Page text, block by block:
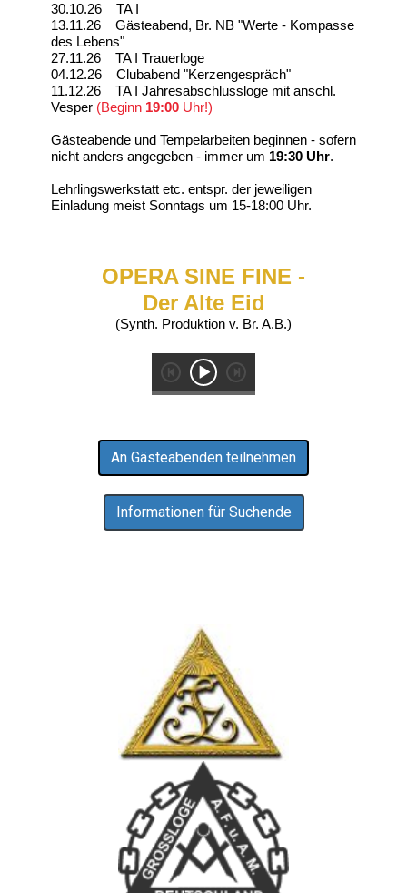
30.10.26 TA I
13.11.26 Gästeabend, Br. NB "Werte - Kompasse
des Lebens"
27.11.26 TA I Trauerloge
04.12.26 Clubabend "Kerzengespräch"
11.12.26 TA I Jahresabschlussloge mit anschl.
Vesper (Beginn 19:00Uhr!)
Gästeabende und Tempelarbeiten beginnen - sofern
nicht anders angegeben - immer um 19:30 Uhr.
Lehrlingswerkstatt etc. entspr. der jeweiligen
Einladung meist Sonntags um 15-18:00 Uhr.
OPERA SINE FINE -
Der Alte Eid
(Synth. Produktion v. Br. A.B.)
An Gästeabenden teilnehmen
Informationen für Suchende